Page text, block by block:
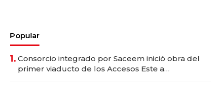
Popular
1. Consorcio integrado por Saceem inició obra del
primer viaducto de los Accesos Este a